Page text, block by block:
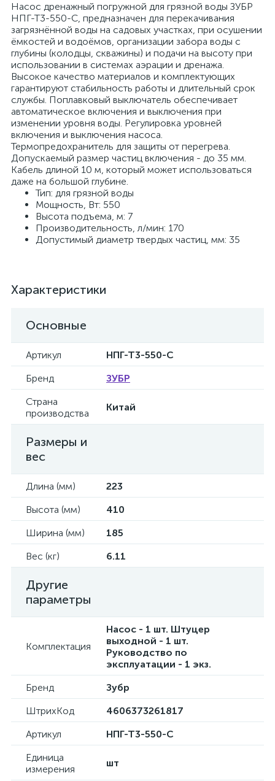
Насос дренажный погружной для грязной воды ЗУБР
НПГ-Т3-550-С, предназначен для перекачивания
загрязнённой воды на садовых участках, при осушении
ёмкостей и водоёмов, организации забора воды с
глубины (колодцы, скважины) и подачи на высоту при
использовании в системах аэрации и дренажа.
Высокое качество материалов и комплектующих
гарантируют стабильность работы и длительный срок
службы. Поплавковый выключатель обеспечивает
автоматическое включения и выключения при
изменении уровня воды. Регулировка уровней
включения и выключения насоса.
Термопредохранитель для защиты от перегрева.
Допускаемый размер частиц включения - до 35 мм.
Кабель длиной 10 м, который может использоваться
даже на большой глубине.
Тип: для грязной воды
Мощность, Вт: 550
Высота подъема, м: 7
Производительность, л/мин: 170
Допустимый диаметр твердых частиц, мм: 35
Характеристики
Основные
Артикул
НПГ-Т3-550-С
Бренд
ЗУБР
Страна
производства
Китай
Размеры и
вес
Длина (мм)
223
Высота (мм)
410
Ширина (мм)
185
Вес (кг)
6.11
Другие
параметры
Комплектация
Насос - 1 шт. Штуцер
выходной - 1 шт.
Руководство по
эксплуатации - 1 экз.
Бренд
Зубр
ШтрихКод
4606373261817
Артикул
НПГ-Т3-550-С
Единица
измерения
шт